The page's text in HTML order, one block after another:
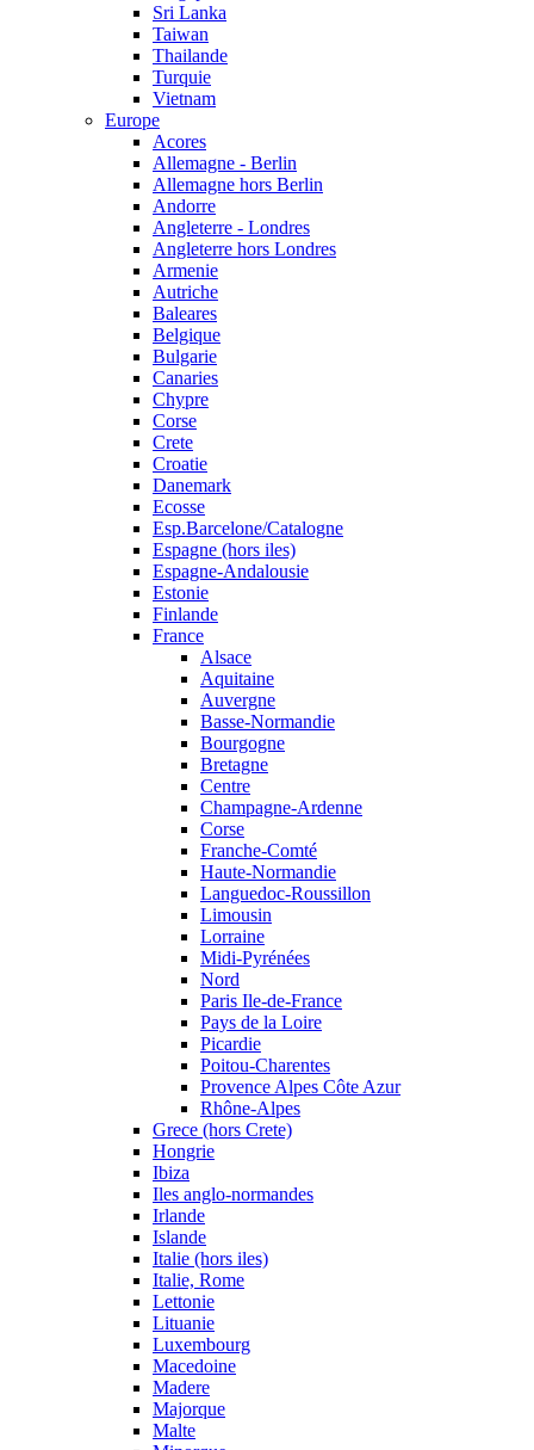
Sri Lanka
Taiwan
Thailande
Turquie
Vietnam
Europe
Acores
Allemagne - Berlin
Allemagne hors Berlin
Andorre
Angleterre - Londres
Angleterre hors Londres
Armenie
Autriche
Baleares
Belgique
Bulgarie
Canaries
Chypre
Corse
Crete
Croatie
Danemark
Ecosse
Esp.Barcelone/Catalogne
Espagne (hors iles)
Espagne-Andalousie
Estonie
Finlande
France
Alsace
Aquitaine
Auvergne
Basse-Normandie
Bourgogne
Bretagne
Centre
Champagne-Ardenne
Corse
Franche-Comté
Haute-Normandie
Languedoc-Roussillon
Limousin
Lorraine
Midi-Pyrénées
Nord
Paris Ile-de-France
Pays de la Loire
Picardie
Poitou-Charentes
Provence Alpes Côte Azur
Rhône-Alpes
Grece (hors Crete)
Hongrie
Ibiza
Iles anglo-normandes
Irlande
Islande
Italie (hors iles)
Italie, Rome
Lettonie
Lituanie
Luxembourg
Macedoine
Madere
Majorque
Malte